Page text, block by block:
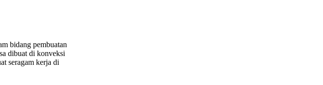
bidang pembuatan
dibuat di konveksi
seragam kerja di